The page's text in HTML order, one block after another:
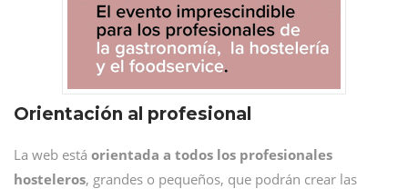
Orientación al profesional
La web está orientada a todos los profesionales
hosteleros, grandes o pequeños, que podrán crear las